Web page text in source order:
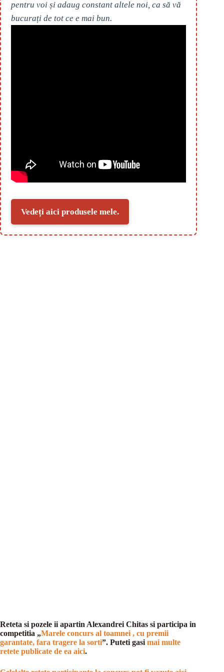
pentru voi și adaug constant altele noi, ca să vă
bucurați de tot ce e mai bun.
Vedeți aici produsele mele.
Reteta si pozele ii apartin Alexandrei Chitas si participa in
competitia „Marele concurs al toamnei , cu premii
garantate, fara tragere la sorti”. Puteti gasi mai multe
retete publicate de ea aici.